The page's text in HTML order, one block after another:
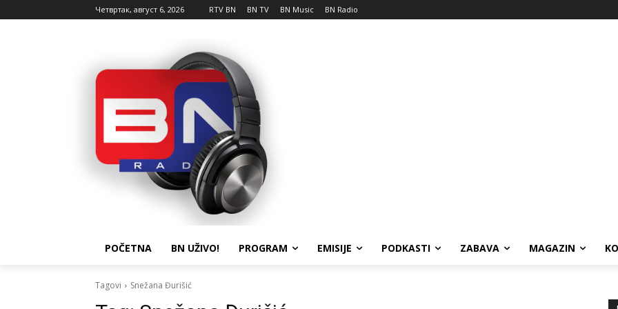
Четвртак, август 6, 2026 RTV BN BN TV BN Music BN Radio
POČETNA BN UŽIVO! PROGRAM EMISIJE PODKASTI ZABAVA MAGAZIN
Tagovi Snežana Đurišić